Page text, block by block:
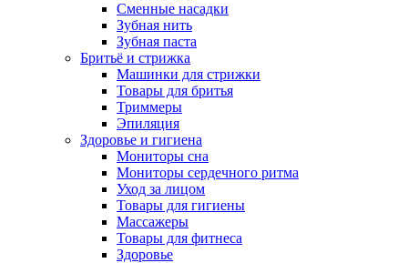
Сменные насадки
Зубная нить
Зубная паста
Бритьё и стрижка
Машинки для стрижки
Товары для бритья
Триммеры
Эпиляция
Здоровье и гигиена
Мониторы сна
Мониторы сердечного ритма
Уход за лицом
Товары для гигиены
Массажеры
Товары для фитнеса
Здоровье